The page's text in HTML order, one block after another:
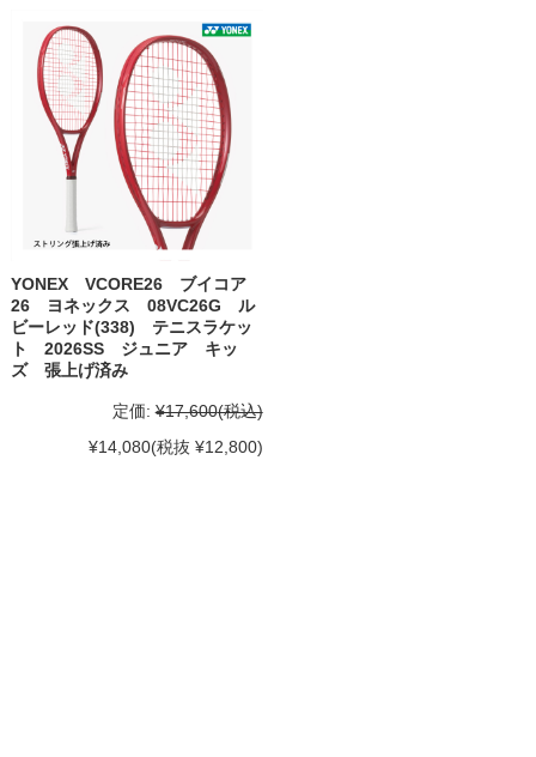
YONEX VCORE26 ブイコア
26 ヨネックス 08VC26G ル
ビーレッド(338) テニスラケッ
ト 2026SS ジュニア キッ
ズ 張上げ済み
定価: ¥17,600(税込)
¥14,080(税抜 ¥12,800)